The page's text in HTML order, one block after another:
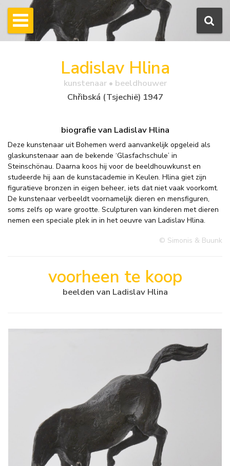
Ladislav Hlina
kunstenaar • beeldhouwer
Chřibská (Tsjechië) 1947
biografie van Ladislav Hlina
Deze kunstenaar uit Bohemen werd aanvankelijk opgeleid als
glaskunstenaar aan de bekende ‘Glasfachschule’ in
Steinschönau. Daarna koos hij voor de beeldhouwkunst en
studeerde hij aan de kunstacademie in Keulen. Hlina giet zijn
figuratieve bronzen in eigen beheer, iets dat niet vaak voorkomt.
De kunstenaar verbeeldt voornamelijk dieren en mensfiguren,
soms zelfs op ware grootte. Sculpturen van kinderen met dieren
nemen een speciale plek in in het oeuvre van Ladislav Hlina.
© Simonis & Buunk
voorheen te koop
beelden van Ladislav Hlina